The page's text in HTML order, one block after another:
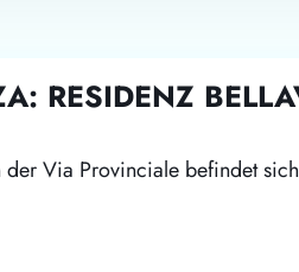
RESIDENZ
der Via Provinciale befindet